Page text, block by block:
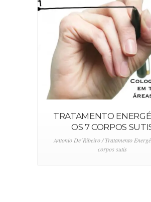
TRATAMENTO
OS 7 CORPOS
Antonio De´Ribeiro / Tratamento
corpos sutis